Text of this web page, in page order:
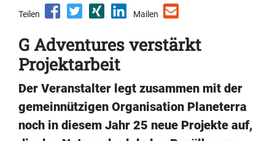
Teilen Mailen
G Adventures verstärkt
Projektarbeit
Der Veranstalter legt zusammen mit der
gemeinnützigen Organisation Planeterra
noch in diesem Jahr 25 neue Projekte auf,